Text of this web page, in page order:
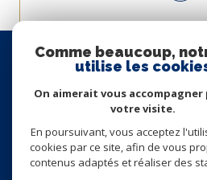
Espace
Se
Comme beaucoup,
utilise les
On aimerait vous
votre visite.
En poursuivant, vous acceptez
cookies par ce site, afin de vous
contenus adaptés et réaliser des